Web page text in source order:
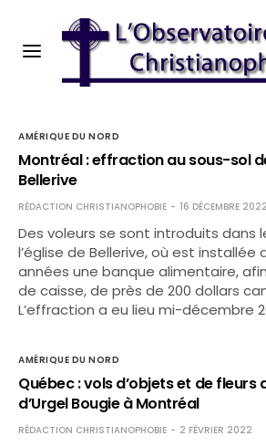
AMÉRIQUE DU NORD
Montréal : effraction au sous-sol
Bellerive
RÉDACTION CHRISTIANOPHOBIE 16 DÉCEMBRE 2022
Des voleurs se sont introduits dans
l’église de Bellerive, où est installée
années une banque alimentaire,
de caisse, de près de 200 dollars
L’effraction a eu lieu mi-décembre
AMÉRIQUE DU NORD
Québec : vols d’objets et de fleurs
d’Urgel Bougie à Montréal
RÉDACTION CHRISTIANOPHOBIE 2 FÉVRIER 2022